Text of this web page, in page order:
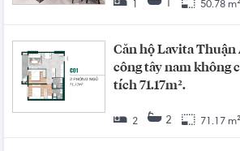
1 50.78 m²
Căn hộ Lavita Thuận
công tây nam không
tích 71.17m².
2 2 71.17 m²